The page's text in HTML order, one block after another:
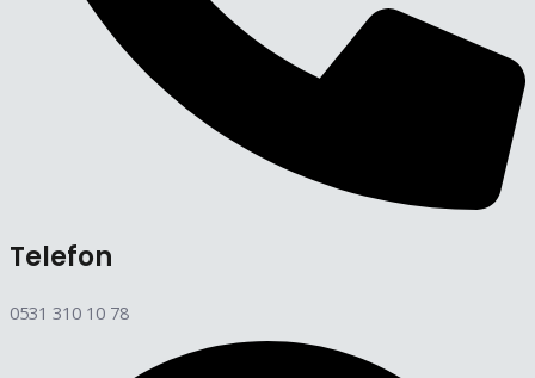
Telefon
0531 310 10 78